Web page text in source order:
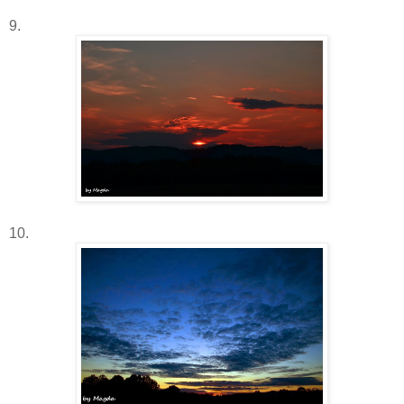
9.
10.